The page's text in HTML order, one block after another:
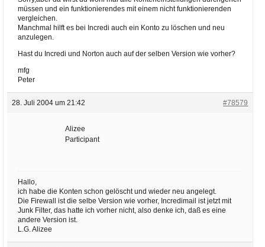
müssen und ein funktionierendes mit einem nicht funktionierenden
vergleichen.
Manchmal hilft es bei Incredi auch ein Konto zu löschen und neu
anzulegen.
Hast du Incredi und Norton auch auf der selben Version wie vorher?
mfg
Peter
28. Juli 2004 um 21:42 #78579
Alizee
Participant
Hallo,
ich habe die Konten schon gelöscht und wieder neu angelegt.
Die Firewall ist die selbe Version wie vorher, Incredimail ist jetzt mit
Junk Filter, das hatte ich vorher nicht, also denke ich, daß es eine
andere Version ist.
L.G. Alizee